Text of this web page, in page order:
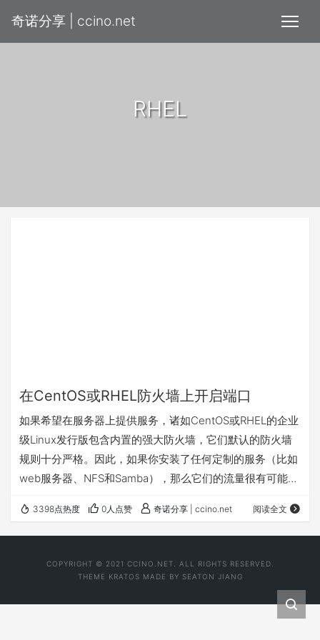
奇诺分享 | ccino.net
RHEL
在CentOS或RHEL防火墙上开启端口
如果希望在服务器上提供服务，诸如CentOS或RHEL的企业
级Linux发行版包含内置的强大防火墙，它们默认的防火墙
规则十分严格。因此，如果你安装了任何定制的服务（比如
web服务器、NFS和Samba），那么它们的流量很有可能被
许流量通过。 在CentOS/RHEL 6或更早的版本上，iptables
服务允许用户与netfilter内核模块交互来在用户空间中配置
firewalld新用户空间接口被引入以取代…
3398点热度 0人点赞 奇诺分享 | ccino.net 阅读全文
COPYRIGHT © 2021 CCINO.NET. ALL RIGHTS RESERVED.
THEME KRATOS MADE BY SEATON JIANG